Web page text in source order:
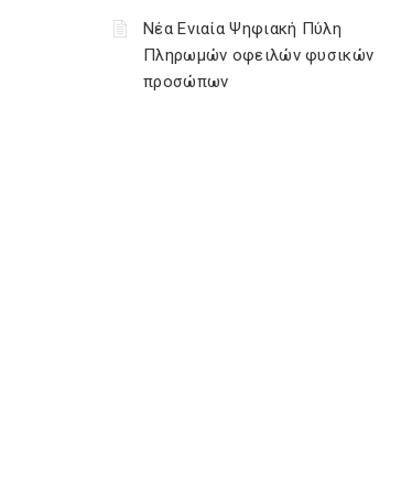
Νέα Ενιαία Ψηφιακή Πύλη
Πληρωμών οφειλών φυσικών
προσώπων